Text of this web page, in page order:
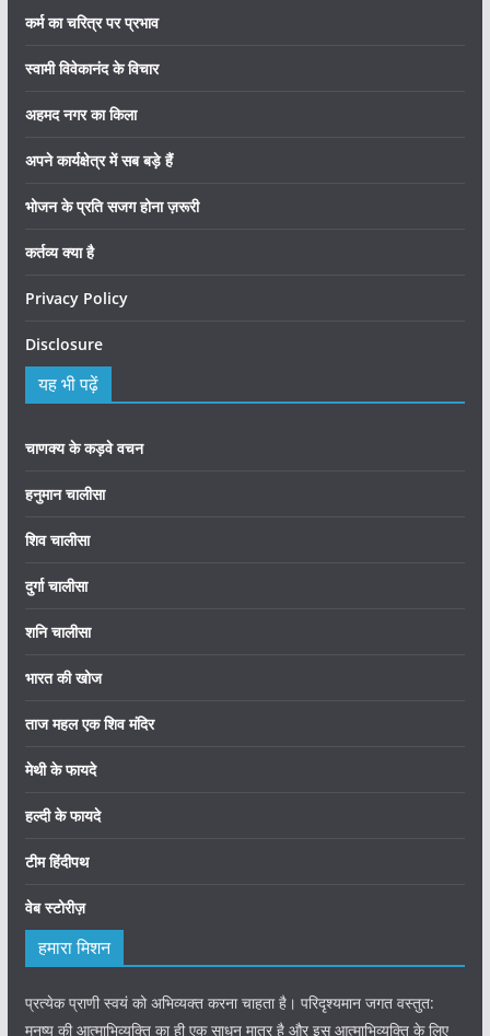
कर्म का चरित्र पर प्रभाव
स्वामी विवेकानंद के विचार
अहमद नगर का किला
अपने कार्यक्षेत्र में सब बड़े हैं
भोजन के प्रति सजग होना ज़रूरी
कर्तव्य क्या है
Privacy Policy
Disclosure
यह भी पढ़ें
चाणक्य के कड़वे वचन
हनुमान चालीसा
शिव चालीसा
दुर्गा चालीसा
शनि चालीसा
भारत की खोज
ताज महल एक शिव मंदिर
मेथी के फायदे
हल्दी के फायदे
टीम हिंदीपथ
वेब स्टोरीज़
हमारा मिशन
प्रत्येक प्राणी स्वयं को अभिव्यक्त करना चाहता है। परिदृश्यमान जगत वस्तुत:
मनुष्य की आत्माभिव्यक्ति का ही एक साधन मात्र है और इस आत्माभिव्यक्ति के लिए